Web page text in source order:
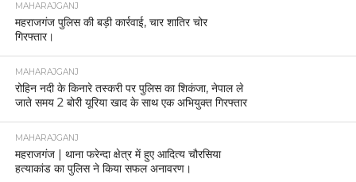
MAHARAJGANJ
महराजगंज पुलिस की बड़ी कार्रवाई, चार शातिर चोर
गिरफ्तार।
MAHARAJGANJ
रोहिन नदी के किनारे तस्करी पर पुलिस का शिकंजा, नेपाल ले
जाते समय 2 बोरी यूरिया खाद के साथ एक अभियुक्त गिरफ्तार
MAHARAJGANJ
महराजगंज | थाना फरेन्दा क्षेत्र में हुए आदित्य चौरसिया
हत्याकांड का पुलिस ने किया सफल अनावरण।